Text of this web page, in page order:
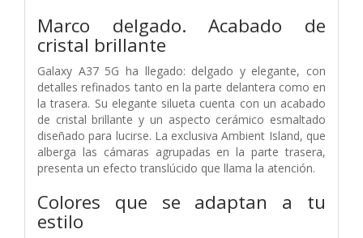
Marco delgado. Acabado de
cristal brillante
Galaxy A37 5G ha llegado: delgado y elegante, con
detalles refinados tanto en la parte delantera como en
la trasera. Su elegante silueta cuenta con un acabado
de cristal brillante y un aspecto cerámico esmaltado
diseñado para lucirse. La exclusiva Ambient Island, que
alberga las cámaras agrupadas en la parte trasera,
presenta un efecto translúcido que llama la atención.
Colores que se adaptan a tu
estilo